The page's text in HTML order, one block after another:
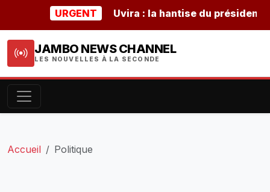
URGENT Uvira : la hantise du président
JAMBO NEWS CHANNEL
LES NOUVELLES À LA SECONDE
Accueil Politique